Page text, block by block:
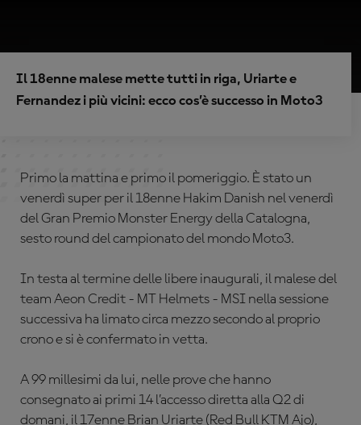
Il 18enne malese mette tutti in riga, Uriarte e
Fernandez i più vicini: ecco cos’è successo in Moto3
Primo la mattina e primo il pomeriggio. È stato un
venerdì super per il 18enne Hakim Danish nel venerdì
del Gran Premio Monster Energy della Catalogna,
sesto round del campionato del mondo Moto3.
In testa al termine delle libere inaugurali, il malese del
team Aeon Credit - MT Helmets - MSI nella sessione
successiva ha limato circa mezzo secondo al proprio
crono e si è confermato in vetta.
A 99 millesimi da lui, nelle prove che hanno
consegnato ai primi 14 l’accesso diretta alla Q2 di
domani, il 17enne Brian Uriarte (Red Bull KTM Ajo),